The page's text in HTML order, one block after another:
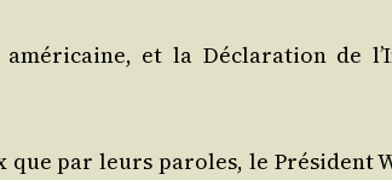
et la Décla­ra­tion de
que par leurs paroles, le Pré­sident